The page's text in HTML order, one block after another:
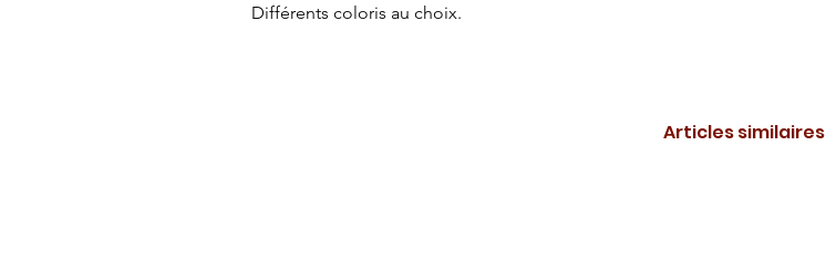
Différents coloris au choix.
Articles similaires